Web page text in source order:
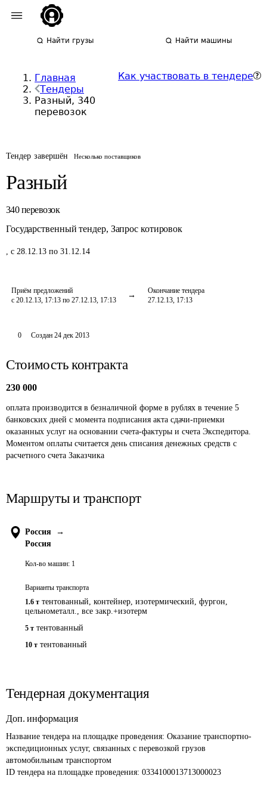
Найти грузы Найти машины
Главная
Тендеры
Разный, 340
перевозок
Как участвовать в тендере
Тендер завершён Несколько поставщиков
Разный
340 перевозок
Государственный тендер, Запрос котировок
, с 28.12.13 по 31.12.14
Приём предложений
с 20.12.13, 17:13 по 27.12.13, 17:13
Окончание тендера
27.12.13, 17:13
0 Создан 24 дек 2013
Стоимость контракта
230 000
оплата производится в безналичной форме в рублях в течение 5
банковских дней с момента подписания акта сдачи-приемки
оказанных услуг на основании счета-фактуры и счета Экспедитора.
Моментом оплаты считается день списания денежных средств с
расчетного счета Заказчика
Маршруты и транспорт
Россия
→
Россия
Кол-во машин: 1
Варианты транспорта
1.6 т тентованный, контейнер, изотермический, фургон,
цельнометалл., все закр.+изотерм
5 т тентованный
10 т тентованный
Тендерная документация
Доп. информация
Название тендера на площадке проведения: Оказание транспортно-
экспедиционных услуг, связанных с перевозкой грузов
автомобильным транспортом
ID тендера на площадке проведения: 0334100013713000023